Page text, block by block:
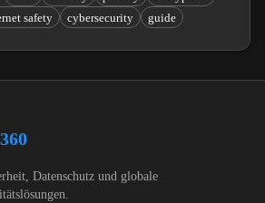
safety
cybersecurity guide
Datenschutz und globale